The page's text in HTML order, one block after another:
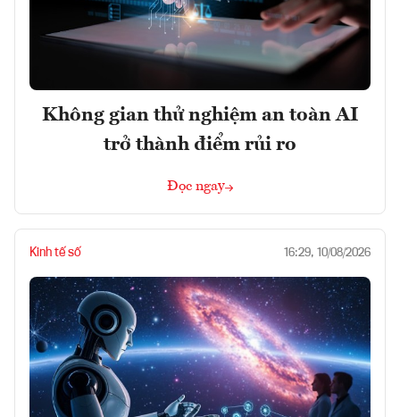
Không gian thử nghiệm an toàn AI
trở thành điểm rủi ro
Đọc ngay
Kinh tế số 16:29, 10/08/2026